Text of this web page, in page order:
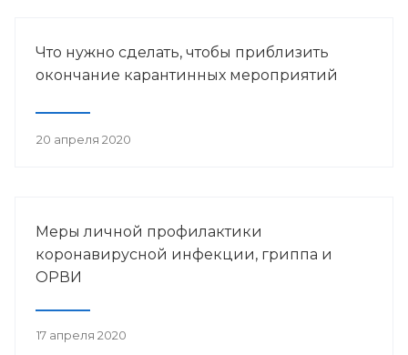
Что нужно сделать, чтобы приблизить
окончание карантинных мероприятий
20 апреля 2020
Меры личной профилактики
коронавирусной инфекции, гриппа и
ОРВИ
17 апреля 2020